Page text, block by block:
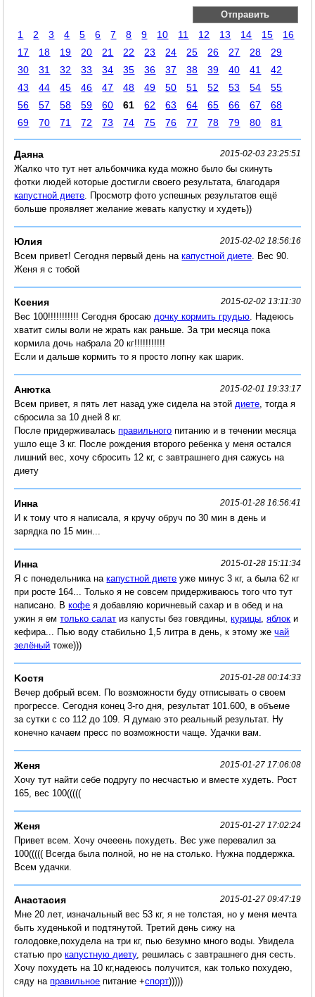
1 2 3 4 5 6 7 8 9 10 11 12 13 14 15
16
17
18 19 20 21 22 23 24 25 26 27 28
29
30
31 32 33 34 35 36 37 38 39 40 41
42
43
44 45 46 47 48 49 50 51 52 53 54
55
56
57 58 59 60 61 62 63 64 65 66 67
68
69
70 71 72 73 74 75 76 77 78 79 80 81
Даяна 2015-02-03 23:25:51
Жалко что тут нет альбомчика куда можно было бы скинуть
фотки людей которые достигли своего результата, благодаря
капустной диете . Просмотр фото успешных результатов ещё
больше проявляет желание жевать капустку и худеть))
Юлия 2015-02-02 18:56:16
Всем привет! Сегодня первый день накапустной диете . Вес 90.
Женя я с тобой
Ксения 2015-02-02 13:11:30
Вес 100!!!!!!!!!!! Сегодня бросаю дочку кормить грудью . Надеюсь
хватит силы воли не жрать как раньше. За три месяца пока
кормила дочь набрала 20 кг!!!!!!!!!!!
Если и дальше кормить то я просто лопну как шарик.
Анютка 2015-02-01 19:33:17
Всем привет, я пять лет назад уже сидела на этой диете , тогда я
сбросила за 10 дней 8 кг.
После придерживаласьправильного питанию и в течении месяца
ушло еще 3 кг. После рождения второго ребенка у меня остался
лишний вес, хочу сбросить 12 кг, с завтрашнего дня сажусь на
диету
Инна 2015-01-28 16:56:41
И к тому что я написала, я кручу обруч по 30 мин в день и
зарядка по 15 мин...
Инна 2015-01-28 15:11:34
Я с понедельника накапустной диете уже минус 3 кг, а была 62 кг
при росте 164... Только я не совсем придерживаюсь того что тут
написано. Вкофе я добавляю коричневый сахар и в обед и на
ужин я емтолько салат из капусты без говядины,курицы ,яблок и
кефира... Пью воду стабильно 1,5 литра в день, к этому жечай
зелёный тоже)))
Koстя 2015-01-28 00:14:33
Вечер добрый всем. По возможности буду отписывать о своем
прогрессе. Сегодня конец 3-го дня, результат 101.600, в объеме
за сутки с со 112 до 109. Я думаю это реальный результат. Ну
конечно качаем пресс по возможности чаще. Удачки вам.
Женя 2015-01-27 17:06:08
Хочу тут найти себе подругу по несчастью и вместе худеть. Рост
165, вес 100(((((
Женя 2015-01-27 17:02:24
Привет всем. Хочу очееень похудеть. Вес уже перевалил за
100((((( Всегда была полной, но не на столько. Нужна поддержка.
Всем удачки.
Анастасия 2015-01-27 09:47:19
Мне 20 лет, изначальный вес 53 кг, я не толстая, но у меня мечта
быть худенькой и подтянутой. Третий день сижу на
голодовке,похудела на три кг, пью безумно много воды. Увидела
статью прокапустную диету, решилась с завтрашнего дня сесть.
Хочу похудеть на 10 кг,надеюсь получится, как только похудею,
сяду направильное питание +спорт)))))